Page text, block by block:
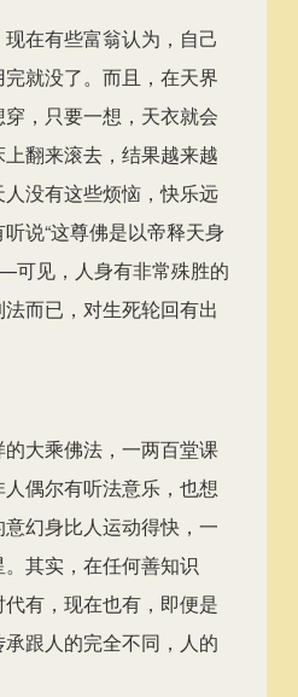
在有些富翁认为，自己
就没了。而且，在天界
，只要一想，天衣就会
翻来滚去，结果越来越
没有这些烦恼，快乐远
说“这尊佛是以帝释天身
可见，人身有非常殊胜的
而已，对生死轮回有出
大乘佛法，一两百堂课
偶尔有听法意乐，也想
幻身比人运动得快，一
其实，在任何善知识
有，现在也有，即便是
跟人的完全不同，人的